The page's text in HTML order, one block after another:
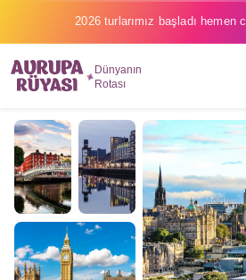
2026 turlarımız başladı hemen
Dünyanın
Rotası